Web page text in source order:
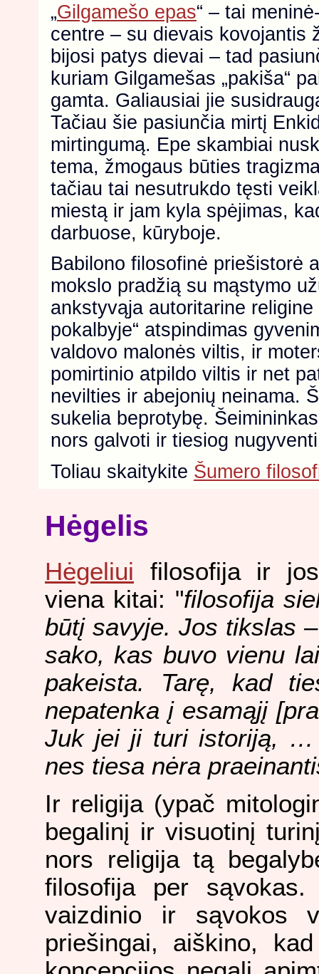
„Gilgamešo epas“ – tai
centre – su dievais kovojantis
bijosi patys dievai – tad
kuriam Gilgamešas „pakiša“
gamta. Galiausiai jie
Tačiau šie pasiunčia mirtį
mirtingumą. Epe skambiai
tema, žmogaus būties
tačiau tai nesutrukdo tęsti
miestą ir jam kyla spėjimas,
darbuose, kūryboje.
Babilono filosofinė priešistorė
mokslo pradžią su mąstymo
ankstyvąja autoritarine
pokalbyje“ atspindimas
valdovo malonės viltis, ir
pomirtinio atpildo viltis ir net
nevilties ir abejonių neinama.
sukelia beprotybę.
nors galvoti ir tiesiog
Toliau skaitykite Šumero
Hėgelis
Hėgeliui filosofija ir
viena kitai: "filosofija
būtį savyje. Jos tikslas
sako, kas buvo vienu
pakeista. Tarę, kad
nepatenka į esamąjį
Juk jei ji turi istoriją, …
nes tiesa nėra
Ir religija (ypač
begalinį ir visuotinį
nors religija tą
filosofija per
vaizdinio ir sąvokos
priešingai, aiškino,